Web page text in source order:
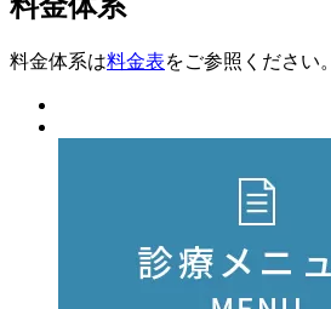
料金体系は料金表をご参照ください。